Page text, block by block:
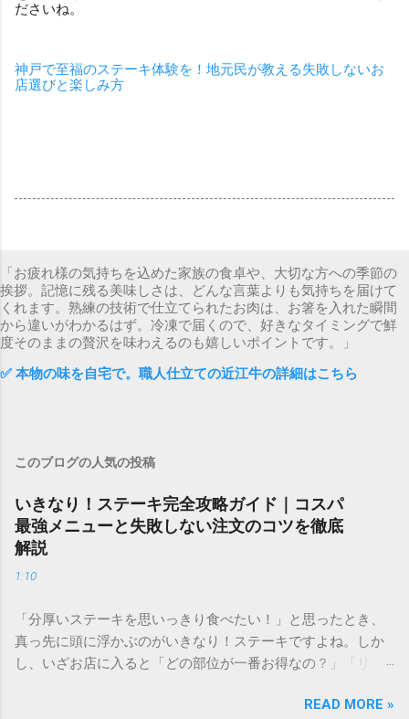
ださいね。
神戸で至福のステーキ体験を！地元民が教える失敗しないお
店選びと楽しみ方
「お疲れ様の気持ちを込めた家族の食卓や、大切な方への季節の
挨拶。記憶に残る美味しさは、どんな言葉よりも気持ちを届けて
くれます。熟練の技術で仕立てられたお肉は、お箸を入れた瞬間
から違いがわかるはず。冷凍で届くので、好きなタイミングで鮮
度そのままの贅沢を味わえるのも嬉しいポイントです。」
✅ 本物の味を自宅で。職人仕立ての近江牛の詳細はこちら
このブログの人気の投稿
いきなり！ステーキ完全攻略ガイド｜コスパ
最強メニューと失敗しない注文のコツを徹底
解説
1:10
「分厚いステーキを思いっきり食べたい！」と思ったとき、
真っ先に頭に浮かぶのがいきなり！ステーキですよね。しか
し、いざお店に入ると「どの部位が一番お得なの？」「リブ
ナーで何が違うの？」と迷ってしまう方も多いのではないで
READ MORE »